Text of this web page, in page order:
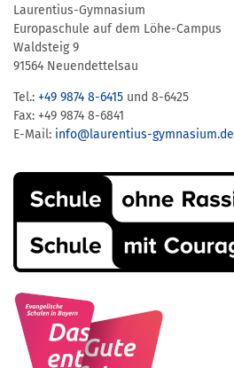
Laurentius-Gymnasium
Europaschule auf dem Löhe-Campus
Waldsteig 9
91564 Neuendettelsau
Tel.: +49 9874 8-6415 und 8-6425
Fax: +49 9874 8-6841
E-Mail: info@laurentius-gymnasium.de